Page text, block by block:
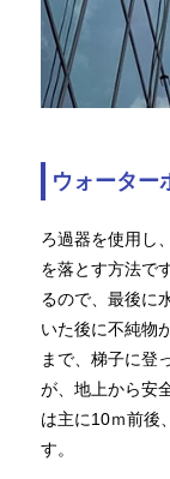
ウォーター
ろ過器を使用し
を落とす方法で
るので、最後に
いた後に不純物
まで、梯子に登
が、地上から安
は主に10ｍ前後
す。